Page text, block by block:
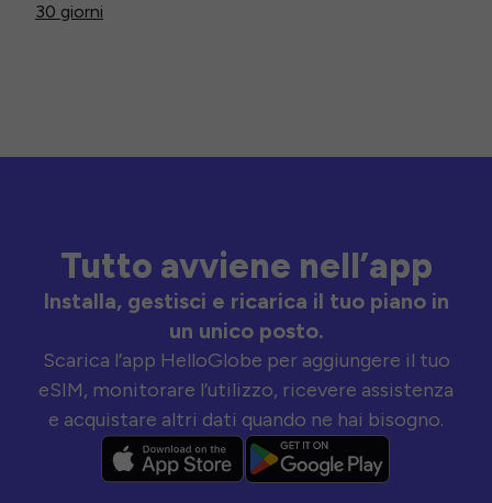
30 giorni
Tutto avviene nell’app
Installa, gestisci e ricarica il tuo piano in
un unico posto.
Scarica l’app HelloGlobe per aggiungere il tuo
eSIM, monitorare l’utilizzo, ricevere assistenza
e acquistare altri dati quando ne hai bisogno.